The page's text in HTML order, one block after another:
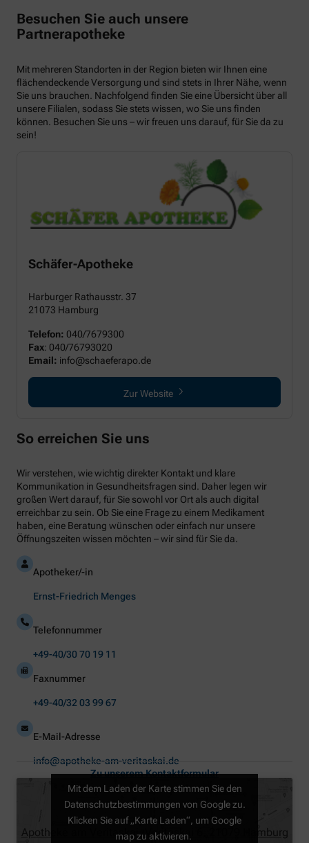
Besuchen Sie auch unsere
Partnerapotheke
Mit mehreren Standorten in der Region bieten wir Ihnen eine
flächendeckende Versorgung und sind stets in Ihrer Nähe, wenn
Sie uns brauchen. Nachfolgend finden Sie eine Übersicht über all
unsere Filialen, sodass Sie stets wissen, wo Sie uns finden
können. Besuchen Sie uns – wir freuen uns darauf, für Sie da zu
sein!
Schäfer-Apotheke
Harburger Rathausstr. 37
21073 Hamburg
Telefon: 040/7679300
Fax: 040/76793020
Email: info@schaeferapo.de
Zur Website
So erreichen Sie uns
Wir verstehen, wie wichtig direkter Kontakt und klare
Kommunikation in Gesundheitsfragen sind. Daher legen wir
großen Wert darauf, für Sie sowohl vor Ort als auch digital
erreichbar zu sein. Ob Sie eine Frage zu einem Medikament
haben, eine Beratung wünschen oder einfach nur unsere
Öffnungszeiten wissen möchten – wir sind für Sie da.
Apotheker/-in
Ernst-Friedrich Menges
Telefonnummer
+49-40/30 70 19 11
Faxnummer
+49-40/32 03 99 67
E-Mail-Adresse
info@apotheke-am-veritaskai.de
Zu unserem Kontaktformular
Apotheke am Veritaskai, Veritaskai 6, 21079 Hamburg
Mit dem Laden der Karte stimmen Sie den
Datenschutzbestimmungen von Google zu.
Klicken Sie auf „Karte Laden“, um Google
map zu aktivieren.